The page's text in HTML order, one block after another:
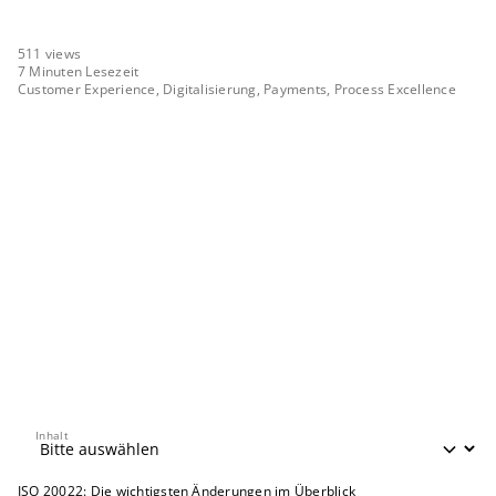
511 views
7 Minuten Lesezeit
Customer Experience, Digitalisierung, Payments, Process Excellence
Inhalt
Inhalt
ISO 20022: Die wichtigsten Änderungen im Überblick